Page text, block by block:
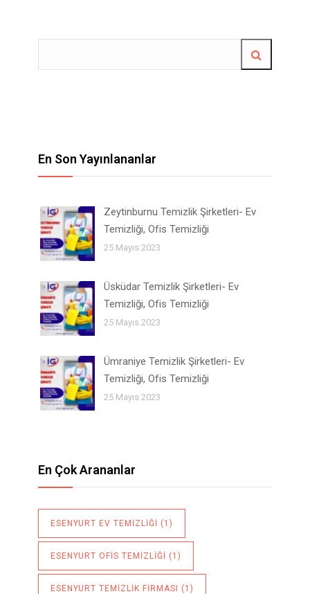
En Son Yayınlananlar
Zeytinburnu Temizlik Şirketleri- Ev
Temizliği, Ofis Temizliği
25 Mayıs 2023
Üsküdar Temizlik Şirketleri- Ev
Temizliği, Ofis Temizliği
25 Mayıs 2023
Ümraniye Temizlik Şirketleri- Ev
Temizliği, Ofis Temizliği
25 Mayıs 2023
En Çok Arananlar
ESENYURT EV TEMIZLIĞI (1)
ESENYURT OFIS TEMIZLIĞI (1)
ESENYURT TEMIZLIK FIRMASI (1)